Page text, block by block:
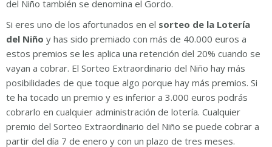
del Niño también se denomina el Gordo.
Si eres uno de los afortunados en el sorteo de la Lotería
del Niño y has sido premiado con más de 40.000 euros a
estos premios se les aplica una retención del 20% cuando se
vayan a cobrar. El Sorteo Extraordinario del Niño hay más
posibilidades de que toque algo porque hay más premios. Si
te ha tocado un premio y es inferior a 3.000 euros podrás
cobrarlo en cualquier administración de lotería. Cualquier
premio del Sorteo Extraordinario del Niño se puede cobrar a
partir del día 7 de enero y con un plazo de tres meses.